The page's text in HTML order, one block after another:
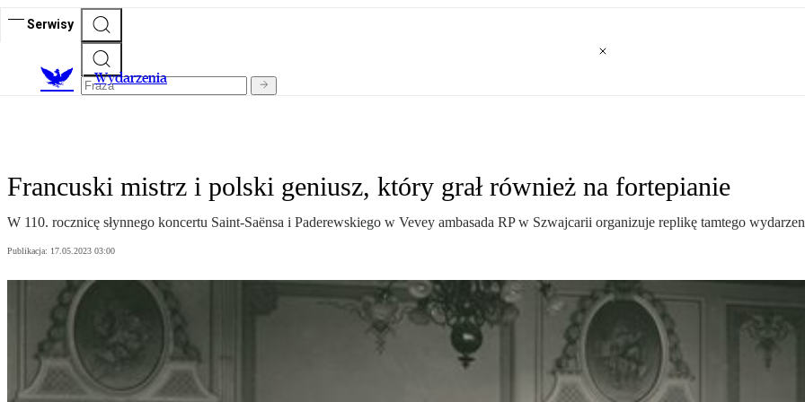
Serwisy
Wydarzenia
Francuski mistrz i polski geniusz, który grał również na fortepianie
W 110. rocznicę słynnego koncertu Saint-Saënsa i Paderewskiego w Vevey ambasada RP w Szwajcarii organizuje replikę tamtego
Publikacja: 17.05.2023 03:00